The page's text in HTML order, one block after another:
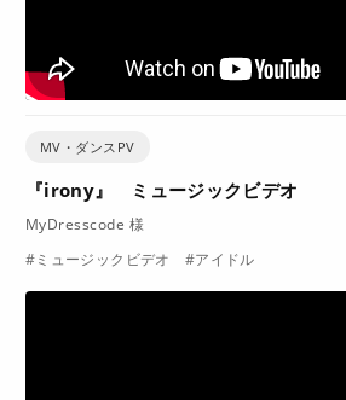
MV・ダンスPV
『irony』 ミュージックビデオ
MyDresscode 様
#ミュージックビデオ #アイドル